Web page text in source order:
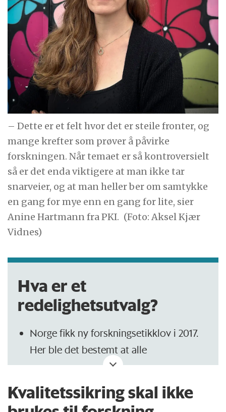
– Dette er et felt hvor det er steile fronter, og
mange krefter som prøver å påvirke
forskningen. Når temaet er så kontroversielt
så er det enda viktigere at man ikke tar
snarveier, og at man heller ber om samtykke
en gang for mye enn en gang for lite, sier
Anine Hartmann fra PKI. (Foto: Aksel Kjær
Vidnes)
Hva er et
redelighetsutvalg?
Norge fikk ny forskningsetikklov i 2017.
Her ble det bestemt at alle
forskningsinstitusjoner må ha
Utvalgene behandler saker og kommer
Kvalitetssikring skal ikke